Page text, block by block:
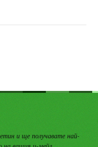
и ще получавате най-